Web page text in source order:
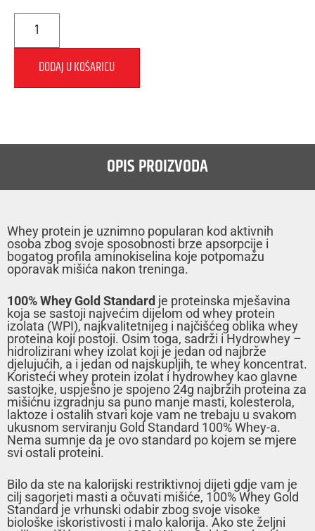
DODAJ U KOŠARICU
OPIS PROIZVODA
Whey protein je uznimno popularan kod aktivnih
osoba zbog svoje sposobnosti brze apsorpcije i
bogatog profila aminokiselina koje potpomažu
oporavak mišića nakon treninga.
100% Whey Gold Standard je proteinska mješavina
koja se sastoji najvećim dijelom od whey protein
izolata (WPI), najkvalitetnijeg i najčišćeg oblika whey
proteina koji postoji. Osim toga, sadrži i Hydrowhey –
hidrolizirani whey izolat koji je jedan od najbrže
djelujućih, a i jedan od najskupljih, te whey koncentrat.
Koristeći whey protein izolat i hydrowhey kao glavne
sastojke, uspješno je spojeno 24g najbržih proteina za
mišićnu izgradnju sa puno manje masti, kolesterola,
laktoze i ostalih stvari koje vam ne trebaju u svakom
ukusnom serviranju Gold Standard 100% Whey-a.
Nema sumnje da je ovo standard po kojem se mjere
svi ostali proteini.
Bilo da ste na kalorijski restriktivnoj dijeti gdje vam je
cilj sagorjeti masti a očuvati mišiće, 100% Whey Gold
Standard je vrhunski odabir zbog svoje visoke
biološke iskoristivosti i malo kalorija. Ako ste željni